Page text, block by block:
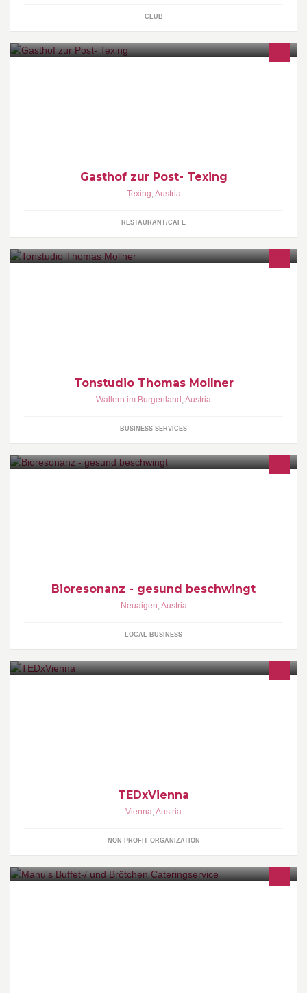
CLUB
Gasthof zur Post- Texing
Texing,Austria
RESTAURANT/CAFE
Tonstudio Thomas Mollner
Wallern im Burgenland ,Austria
BUSINESS SERVICES
Bioresonanz - gesund beschwingt
Neuaigen,Austria
LOCAL BUSINESS
TEDxVienna
Vienna,Austria
NON-PROFIT ORGANIZATION